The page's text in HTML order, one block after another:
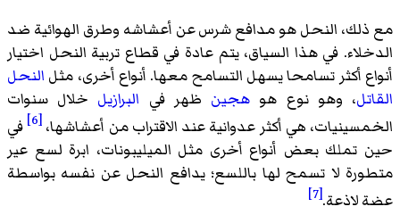
مع ذلك، النحل هو مدافع شرس عن أعشاشه وطرق الهوائية ضد
الدخلاء. في هذا السياق، يتم عادة في قطاع تربية النحل اختيار
أنواع أكثر تسامحا يسهل التسامح معها. أنواع أخرى، مثل النحل
القاتل، وهو نوع هو هجين ظهر في البرازيل خلال سنوات
الخمسينيات، هي أكثر عدوانية عند الاقتراب من أعشاشها، [6]
في
حين تملك بعض أنواع أخرى مثل الميليبونات، ابرة لسع عير
متطورة لا تسمح لها باللسع؛ يدافع النحل عن نفسه بواسطة
عضة لاذعة.[7]